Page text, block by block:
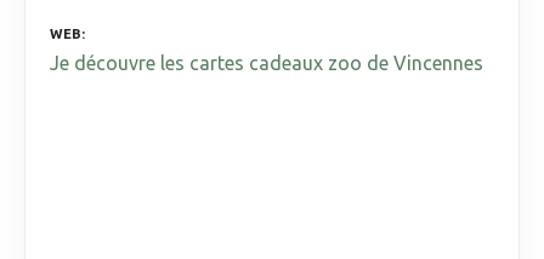
WEB
Je découvre les cartes cadeaux zoo de Vincennes